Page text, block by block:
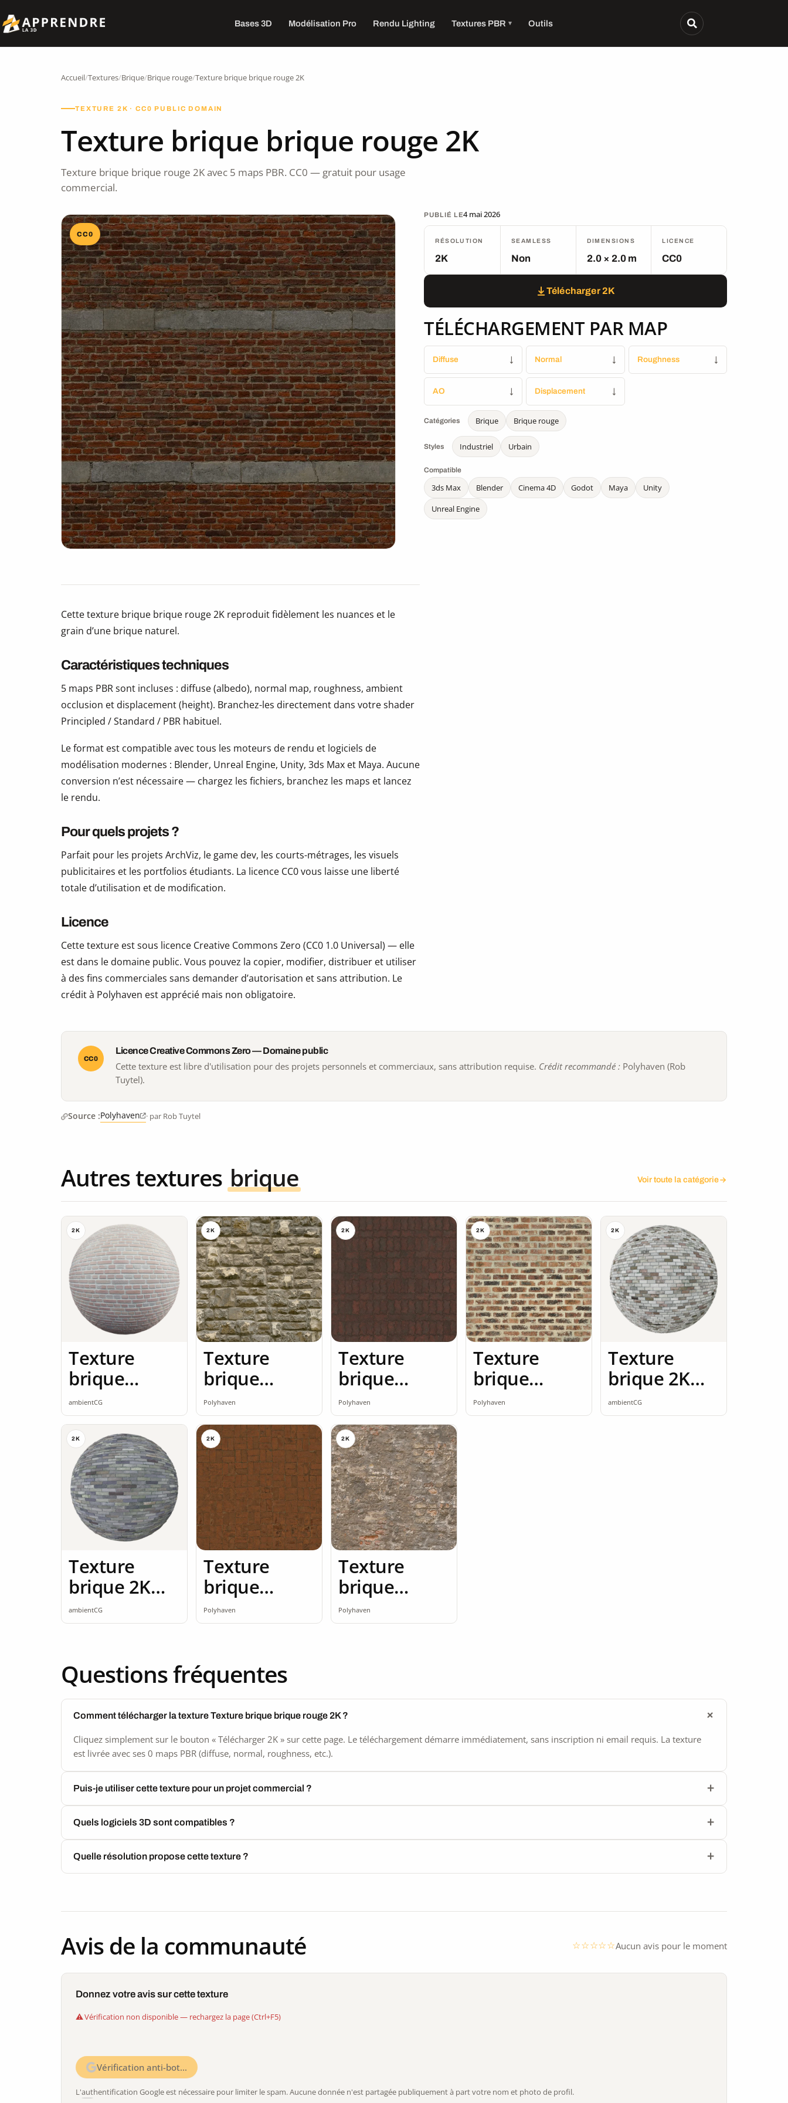
Bases 3D Modélisation Pro Rendu Lighting Textures PBR Outils
Accueil/Textures/Brique/Brique rouge/Texture brique brique rouge 2K
TEXTURE 2K · CC0 PUBLIC DOMAIN
Texture brique brique rouge 2K
Texture brique brique rouge 2K avec 5 maps PBR. CC0 — gratuit pour usage
commercial.
CC0
PUBLIÉ LE4 mai 2026
RÉSOLUTION
2K
SEAMLESS
Non
DIMENSIONS
2.0 × 2.0 m
LICENCE
CC0
Télécharger 2K
TÉLÉCHARGEMENT PAR MAP
Diffuse ↓ Normal ↓ Roughness ↓
AO ↓ Displacement ↓
Catégories Brique Brique rouge
Styles Industriel Urbain
Compatible
3ds Max Blender Cinema 4D Godot Maya
Unity
Unreal Engine
Cette texture brique brique rouge 2K reproduit fidèlement les nuances et le
grain d’une brique naturel.
Caractéristiques techniques
5 maps PBR sont incluses : diffuse (albedo), normal map, roughness, ambient
occlusion et displacement (height). Branchez-les directement dans votre shader
Principled / Standard / PBR habituel.
Le format est compatible avec tous les moteurs de rendu et logiciels de
modélisation modernes : Blender, Unreal Engine, Unity, 3ds Max et Maya. Aucune
conversion n’est nécessaire — chargez les fichiers, branchez les maps et lancez
le rendu.
Pour quels projets ?
Parfait pour les projets ArchViz, le game dev, les courts-métrages, les visuels
publicitaires et les portfolios étudiants. La licence CC0 vous laisse une liberté
totale d’utilisation et de modification.
Licence
Cette texture est sous licence Creative Commons Zero (CC0 1.0 Universal) — elle
est dans le domaine public. Vous pouvez la copier, modifier, distribuer et utiliser
à des fins commerciales sans demander d’autorisation et sans attribution. Le
crédit à Polyhaven est apprécié mais non obligatoire.
CC0
Licence Creative Commons Zero — Domaine public
Cette texture est libre d'utilisation pour des projets personnels et commerciaux, sans attribution requise. Crédit recommandé : Polyhaven (Rob
Tuytel).
Source :Polyhaven · par Rob Tuytel
Autres textures brique Voir toute la catégorie
2K
Texture
brique
brique rouge
2K seamless
ambientCG
2K
Texture
brique
brique rouge
2K
Polyhaven
2K
Texture
brique
brique rouge
2K
Polyhaven
2K
Texture
brique
brique rouge
2K
Polyhaven
2K
Texture
brique 2K
seamless
ambientCG
2K
Texture
brique 2K
seamless
ambientCG
2K
Texture
brique
brique rouge
2K
Polyhaven
2K
Texture
brique
brique rouge
2K
Polyhaven
Questions fréquentes
Comment télécharger la texture Texture brique brique rouge 2K ?
Cliquez simplement sur le bouton « Télécharger 2K » sur cette page. Le téléchargement démarre immédiatement, sans inscription ni email requis. La texture
est livrée avec ses 0 maps PBR (diffuse, normal, roughness, etc.).
Puis-je utiliser cette texture pour un projet commercial ?
Quels logiciels 3D sont compatibles ?
Quelle résolution propose cette texture ?
Avis de la communauté Aucun avis pour le moment
Donnez votre avis sur cette texture
Vérification non disponible — rechargez la page (Ctrl+F5)
Vérification anti-bot…
L'authentification Google est nécessaire pour limiter le spam. Aucune donnée n'est partagée publiquement à part votre nom et photo de profil.